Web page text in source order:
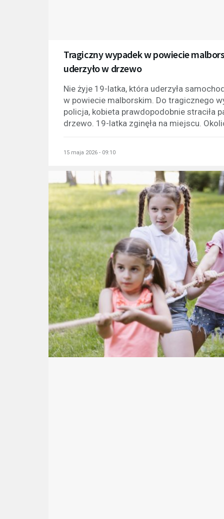
Tragiczny wypadek w powiecie
uderzyło w drzewo
Nie żyje 19-latka, która uderzyła
w powiecie malborskim. Do tragicznego
policja, kobieta prawdopodobnie straciła
drzewo. 19-latka zginęła na miejscu.
15 maja 2026 - 09:10